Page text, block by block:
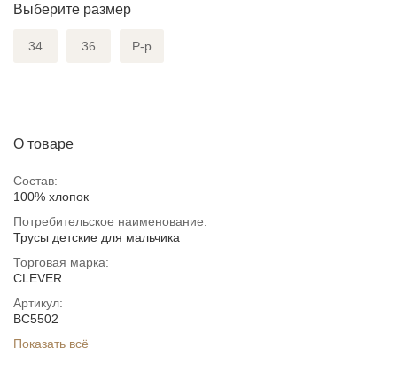
Выберите размер
34 36 Р-р
О товаре
Состав:
100% хлопок
Потребительское наименование:
Трусы детские для мальчика
Торговая марка:
CLEVER
Артикул:
BC5502
Показать всё